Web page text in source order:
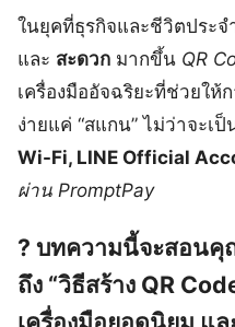
ในยุคที่ธุรกิจและชีวิตประจ
และ สะดวก มากขึ้น QR
เครื่องมืออัจฉริยะที่ช่วยให้
ง่ายแค่ “สแกน” ไม่ว่าจะเป็
Wi-Fi, LINE Official
ผ่าน PromptPay
? บทความนี้จะสอน
ถึง “วิธีสร้าง QR